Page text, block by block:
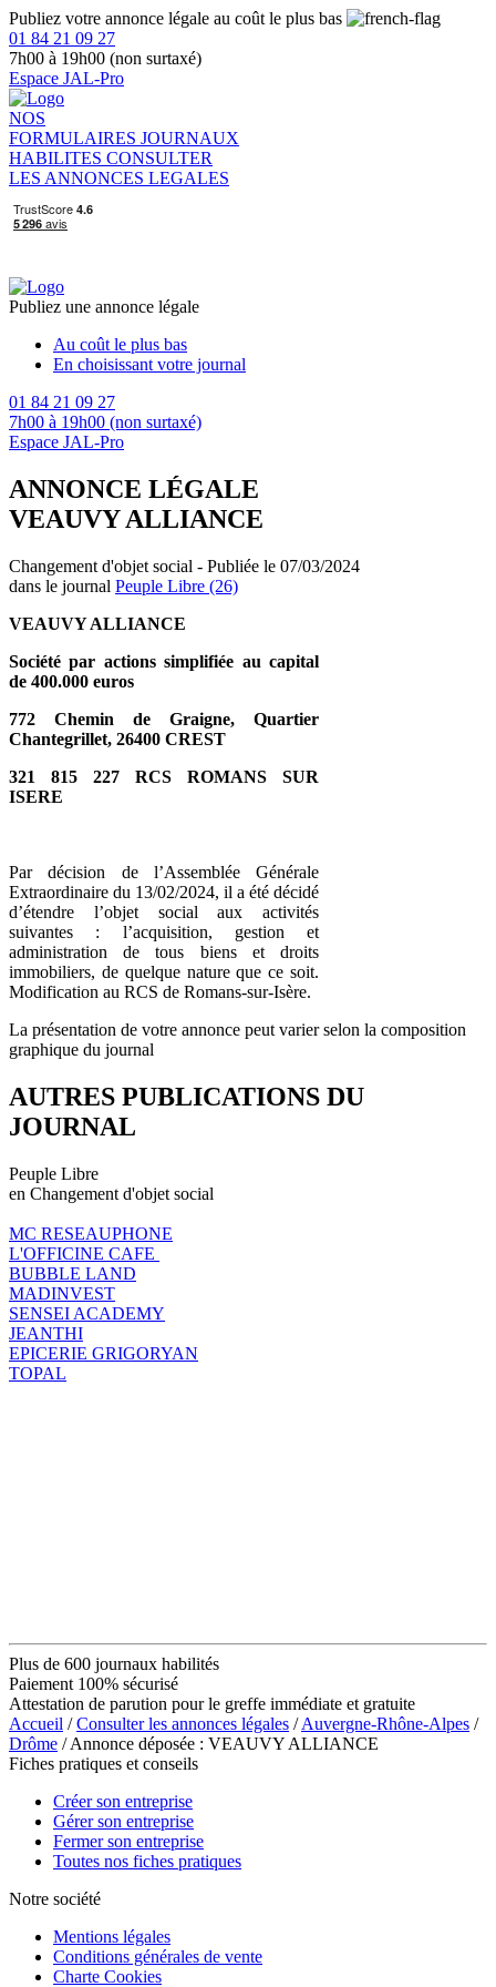
Publiez votre annonce légale au coût le plus bas
01 84 21 09 27
7h00 à 19h00 (non surtaxé)
Espace JAL-Pro
NOS
FORMULAIRES JOURNAUX
HABILITES CONSULTER
LES ANNONCES LEGALES
Publiez une annonce légale
Au coût le plus bas
En choisissant votre journal
01 84 21 09 27
7h00 à 19h00 (non surtaxé)
Espace JAL-Pro
ANNONCE LÉGALE
VEAUVY ALLIANCE
Changement d'objet social - Publiée le 07/03/2024
dans le journal Peuple Libre (26)
VEAUVY ALLIANCE
Société par actions simplifiée au capital
de 400.000 euros
772 Chemin de Graigne, Quartier
Chantegrillet, 26400 CREST
321 815 227 RCS ROMANS SUR
ISERE
Par décision de l’Assemblée Générale
Extraordinaire du 13/02/2024, il a été décidé
d’étendre l’objet social aux activités
suivantes : l’acquisition, gestion et
administration de tous biens et droits
immobiliers, de quelque nature que ce soit.
Modification au RCS de Romans-sur-Isère.
La présentation de votre annonce peut varier selon la composition
graphique du journal
AUTRES PUBLICATIONS DU
JOURNAL
Peuple Libre
en Changement d'objet social
MC RESEAUPHONE
L'OFFICINE CAFE
BUBBLE LAND
MADINVEST
SENSEI ACADEMY
JEANTHI
EPICERIE GRIGORYAN
TOPAL
Plus de 600 journaux habilités
Paiement 100% sécurisé
Attestation de parution pour le greffe immédiate et gratuite
Accueil /Consulter les annonces légales /Auvergne-Rhône-Alpes /
Drôme / Annonce déposée : VEAUVY ALLIANCE
Fiches pratiques et conseils
Créer son entreprise
Gérer son entreprise
Fermer son entreprise
Toutes nos fiches pratiques
Notre société
Mentions légales
Conditions générales de vente
Charte Cookies